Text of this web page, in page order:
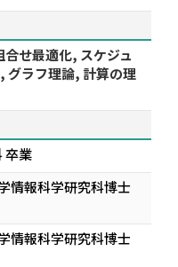
せ最適化, スケジュ
グラフ理論, 計算の理
卒業
情報科学研究科博士
情報科学研究科博士